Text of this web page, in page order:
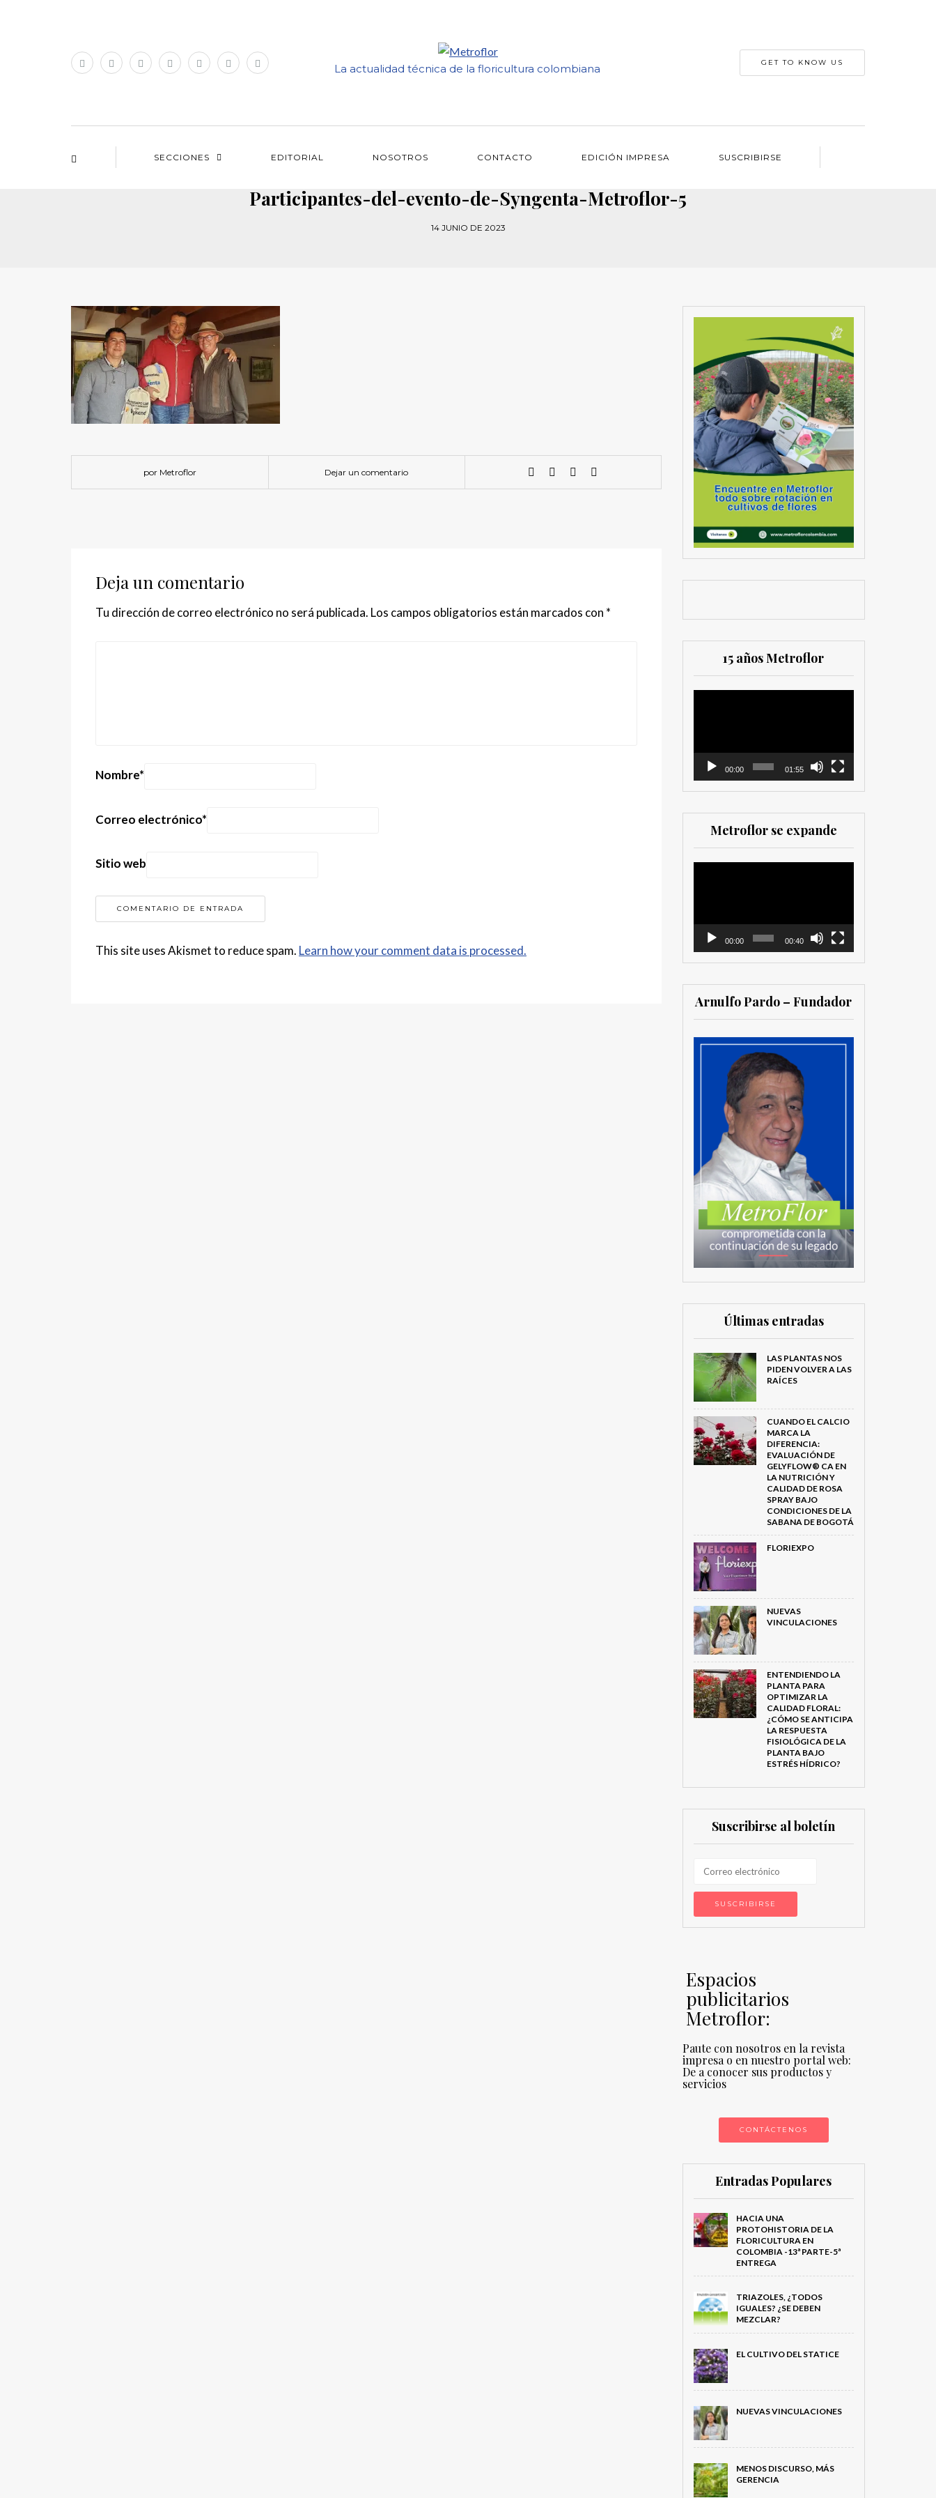
La actualidad técnica de la floricultura colombiana GET TO KNOW US
SECCIONES EDITORIAL NOSOTROS CONTACTO EDICIÓN IMPRESA SUSCRIBIRSE
Participantes-del-evento-de-Syngenta-Metroflor-5
14 JUNIO DE 2023
por Metroflor Dejar un comentario
Deja un comentario
Tu dirección de correo electrónico no será publicada. Los campos obligatorios están marcados con *
Nombre*
Correo electrónico*
Sitio web
This site uses Akismet to reduce spam. Learn how your comment data is processed.
15 años Metroflor
00:00 01:55
Metroflor se expande
00:00 00:40
Arnulfo Pardo – Fundador
Últimas entradas
LAS PLANTAS NOS
PIDEN VOLVER A LAS
RAÍCES
CUANDO EL CALCIO
MARCA LA
DIFERENCIA:
EVALUACIÓN DE
GELYFLOW® CA EN
LA NUTRICIÓN Y
CALIDAD DE ROSA
SPRAY BAJO
CONDICIONES DE LA
SABANA DE BOGOTÁ
FLORIEXPO
NUEVAS
VINCULACIONES
ENTENDIENDO LA
PLANTA PARA
OPTIMIZAR LA
CALIDAD FLORAL:
¿CÓMO SE ANTICIPA
LA RESPUESTA
FISIOLÓGICA DE LA
PLANTA BAJO
ESTRÉS HÍDRICO?
Suscribirse al boletín
Espacios
publicitarios
Metroflor:
Paute con nosotros en la revista
impresa o en nuestro portal web:
De a conocer sus productos y
servicios
CONTÁCTENOS
Entradas Populares
HACIA UNA
PROTOHISTORIA DE LA
FLORICULTURA EN
COLOMBIA -13ª PARTE-5ª
ENTREGA
TRIAZOLES, ¿TODOS
IGUALES? ¿SE DEBEN
MEZCLAR?
EL CULTIVO DEL STATICE
NUEVAS VINCULACIONES
MENOS DISCURSO, MÁS
GERENCIA